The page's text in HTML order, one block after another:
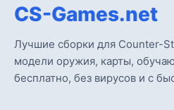
CS-Games.net
Лучшие сборки для Counter-
модели оружия, карты,
бесплатно, без вирусов и с